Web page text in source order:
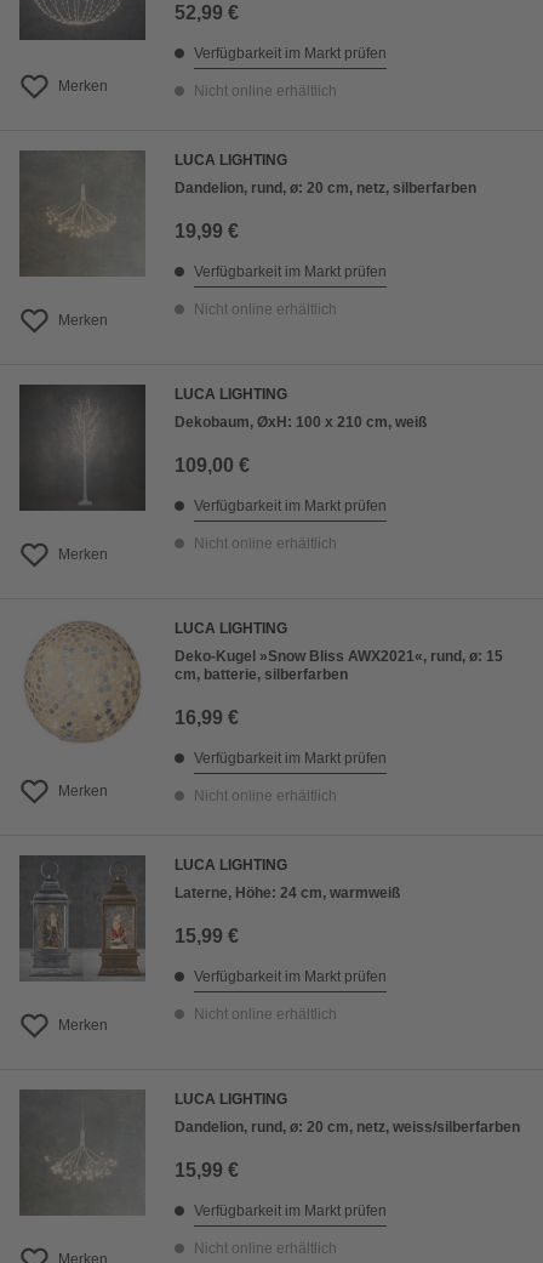
Merken
52,99 €
Verfügbarkeit im Markt prüfen
Nicht online erhältlich
Merken
LUCA LIGHTING
Dandelion, rund, ø: 20 cm, netz, silberfarben
19,99 €
Verfügbarkeit im Markt prüfen
Nicht online erhältlich
Merken
LUCA LIGHTING
Dekobaum, ØxH: 100 x 210 cm, weiß
109,00 €
Verfügbarkeit im Markt prüfen
Nicht online erhältlich
Merken
LUCA LIGHTING
Deko-Kugel »Snow Bliss AWX2021«, rund, ø: 15
cm, batterie, silberfarben
16,99 €
Verfügbarkeit im Markt prüfen
Nicht online erhältlich
Merken
LUCA LIGHTING
Laterne, Höhe: 24 cm, warmweiß
15,99 €
Verfügbarkeit im Markt prüfen
Nicht online erhältlich
Merken
LUCA LIGHTING
Dandelion, rund, ø: 20 cm, netz, weiss/silberfarben
15,99 €
Verfügbarkeit im Markt prüfen
Nicht online erhältlich